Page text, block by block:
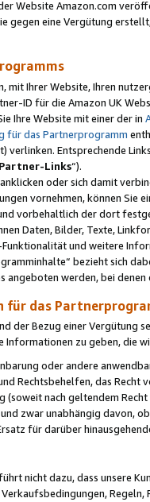
Website Amazon.com
gegen eine Vergütung
mit Ihrer Website, Ihren
ID für die Amazon UK
Ihre Website mit einer der in
für das Partnerprogramm
verlinken. Entsprechende
Partner-Links“).
oder sich damit
vornehmen, können Sie
vorbehaltlich der dort
Daten, Bilder, Texte,
und weitere
bezieht sich
angeboten werden, bei
für das
der Bezug einer Vergütung
Informationen zu geben, die
oder andere
Rechtsbehelfen, das
(soweit nach geltendem
zwar unabhängig davon,
für darüber
nicht dazu, dass unsere